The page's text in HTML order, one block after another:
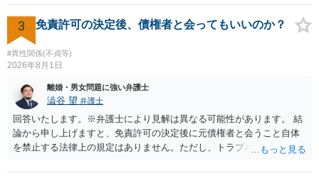
か。 ⇒判決となり敗訴してしまった場合は、強制執行により不動産等
の財産を差し押さえられ、そこから債権回収が図られることになりま
すが、 和解であれば柔軟な解決が可能ですので、その場合は分割払
いにより支払うことも十分可能です。 ⑤ このような事情であれば、私
は120万円のみ和解交渉を続けるべきでしょうか。 ⇒ご相談者様の認
れるため、 120万円のみについて交渉を続けることがベターかと存じ
ます。
には、追加着手金や日当、実費が発生することもあります。 もっと
も、証拠が十分にあるか、相手方の住所・勤務先が分かるか、慰謝料
額、離婚の有無、交渉で終わるか訴訟まで見込むかによって、費用は
変わり得ます。依頼前に、交渉だけの場合、訴訟になった場合、回収
できなかった場合の費用を確認しておくとよいでしょう。 弁護士選び
通しを過度に楽観的に言い過ぎないか、質問に具体的に答えてくれる
か、連絡方法（メール、電話、弁護士直接か事務局員を介するかな
ど）や対応スピードが合うかを確認するとよいと思います。いずれに
しましても、弁護士への相談・依頼にあたっては、証拠資料、夫と相
手方の関係、相手方の氏名・住所等、夫婦関係への影響、離婚予定の
3 免責許可の決定後、債権者と会ってもいいのか？
#異性関係(不貞等)
2026年8月1日
離婚・男女問題に強い弁護士
澁谷 望 弁護士
回答いたします。※弁護士により見解は異なる可能性があります。 結
論から申し上げますと、免責許可の決定後に元債権者と会うこと自体
を禁止する法律上の規定はありません。ただし、トラブル防止の観点
ントは以下の通りです。 ・金銭のやり取りや返済の約束は絶対にしな